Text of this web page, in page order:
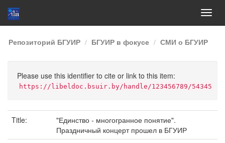
Skip
navigation
Репозиторий БГУИР БГУИР в фокусе СМИ о БГУИР
Please use this identifier to cite or link to this item:
https://libeldoc.bsuir.by/handle/123456789/54345
Title:
"Единство - многогранное понятие".
Праздничный концерт прошел в БГУИР